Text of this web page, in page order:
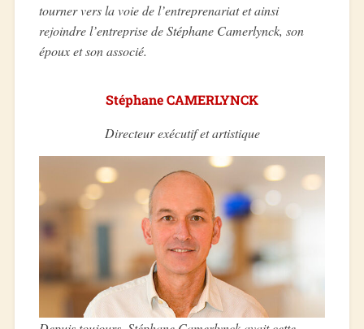
tourner vers la voie de l’entreprenariat et ainsi
rejoindre l’entreprise de Stéphane Camerlynck, son
époux et son associé.
Stéphane CAMERLYNCK
Directeur exécutif et artistique